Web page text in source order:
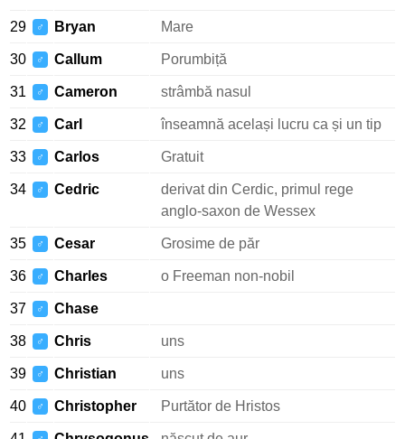
29 ♂ Bryan Mare
30 ♂ Callum Porumbiță
31 ♂ Cameron strâmbă nasul
32 ♂ Carl înseamnă același lucru ca și un tip
33 ♂ Carlos Gratuit
34 ♂ Cedric
derivat din Cerdic, primul rege
anglo-saxon de Wessex
35 ♂ Cesar Grosime de păr
36 ♂ Charles o Freeman non-nobil
37 ♂ Chase
38 ♂ Chris uns
39 ♂ Christian uns
40 ♂ Christopher Purtător de Hristos